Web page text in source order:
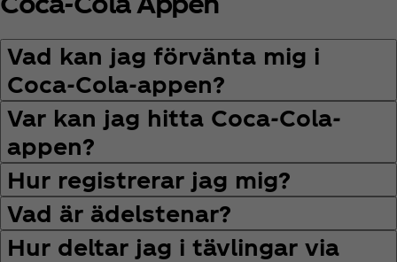
Vad kan jag förvänta mig i
Coca‑Cola-appen?
Var kan jag hitta Coca‑Cola-
appen?
Hur registrerar jag mig?
Vad är ädelstenar?
Hur deltar jag i tävlingar via